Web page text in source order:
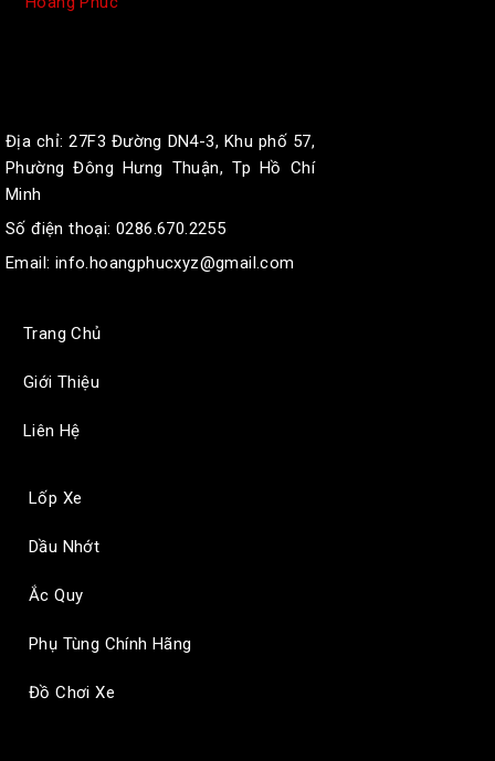
Địa chỉ:27F3 Đường DN4-3, Khu phố 57,
Phường Đông Hưng Thuận, Tp Hồ Chí
Minh
Số điện thoại: 0286.670.2255
Email: info.hoangphucxyz@gmail.com
Trang Chủ
Giới Thiệu
Liên Hệ
Lốp Xe
Dầu Nhớt
Ắc Quy
Phụ Tùng Chính Hãng
Đồ Chơi Xe